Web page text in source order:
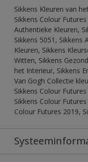
Sikkens Kleuren van
Sikkens Colour
Authentieke Kleuren,
Sikkens 5051, Sikkens
Kleuren, Sikkens
Witten, Sikkens
het Interieur, Sikkens
Van Gogh Collectie
Sikkens Colour
Sikkens Colour
Colour Futures 2019,